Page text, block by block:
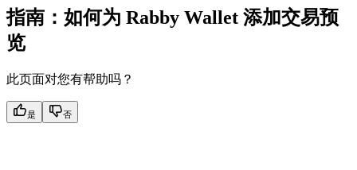
指南：如何为 Rabby Wallet 添加交易预
览
此页面对您有帮助吗？
是 否